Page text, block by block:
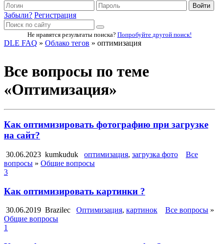
Войти
Забыли? Регистрация
Не нравятся результаты поиска? Попробуйте другой поиск!
DLE FAQ » Облако тегов » оптимизация
Все вопросы по теме
«Оптимизация»
Как оптимизировать фотографию при загрузке
на сайт?
30.06.2023 kumkuduk оптимизация, загрузка фото
Все
вопросы » Общие вопросы
3
Как оптимизировать картинки ?
30.06.2019 Brazilec Оптимизация, картинок Все вопросы »
Общие вопросы
1